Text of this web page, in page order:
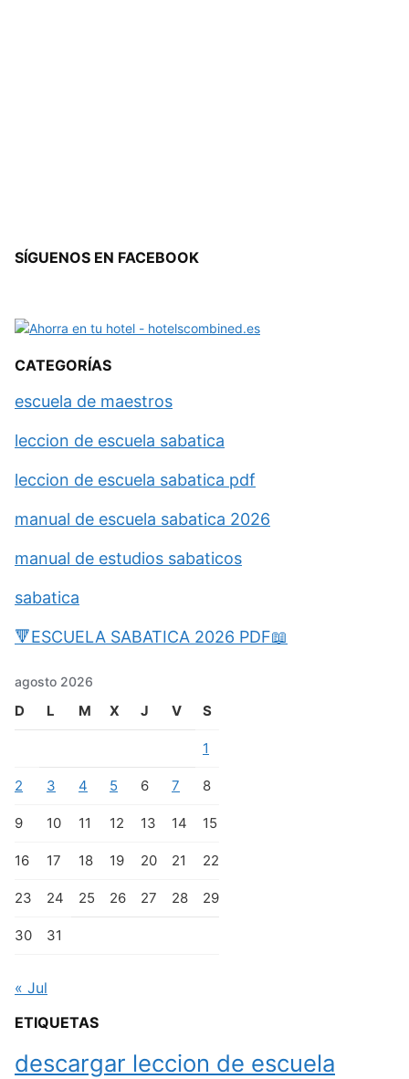
SÍGUENOS EN FACEBOOK
CATEGORÍAS
escuela de maestros
leccion de escuela sabatica
leccion de escuela sabatica pdf
manual de escuela sabatica 2026
manual de estudios sabaticos
sabatica
🔻ESCUELA SABATICA 2026 PDF📖
agosto 2026
D L M X J V S
1
2 3 4 5 6 7 8
9 10 11 12 13 14 15
16 17 18 19 20 21 22
23 24 25 26 27 28 29
30 31
« Jul
ETIQUETAS
descargar leccion de escuela